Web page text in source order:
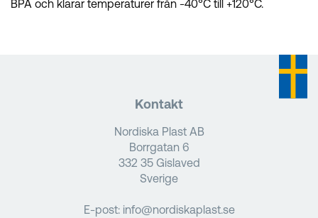
BPA och klarar temperaturer från -40°C till +120°C.
Kontakt
Nordiska Plast AB
Borrgatan 6
332 35 Gislaved
Sverige
E-post: info@nordiskaplast.se